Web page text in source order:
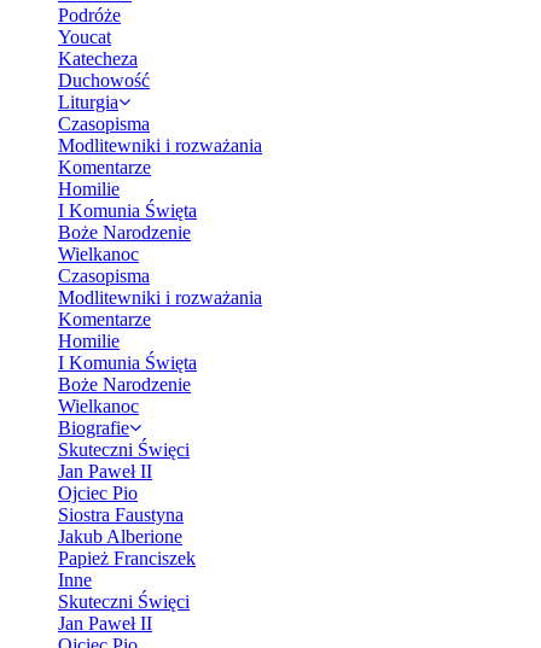
Podróże
Youcat
Katecheza
Duchowość
Liturgia
Czasopisma
Modlitewniki i rozważania
Komentarze
Homilie
I Komunia Święta
Boże Narodzenie
Wielkanoc
Czasopisma
Modlitewniki i rozważania
Komentarze
Homilie
I Komunia Święta
Boże Narodzenie
Wielkanoc
Biografie
Skuteczni Święci
Jan Paweł II
Ojciec Pio
Siostra Faustyna
Jakub Alberione
Papież Franciszek
Inne
Skuteczni Święci
Jan Paweł II